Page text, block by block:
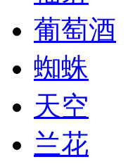
葡萄酒
蜘蛛
天空
兰花